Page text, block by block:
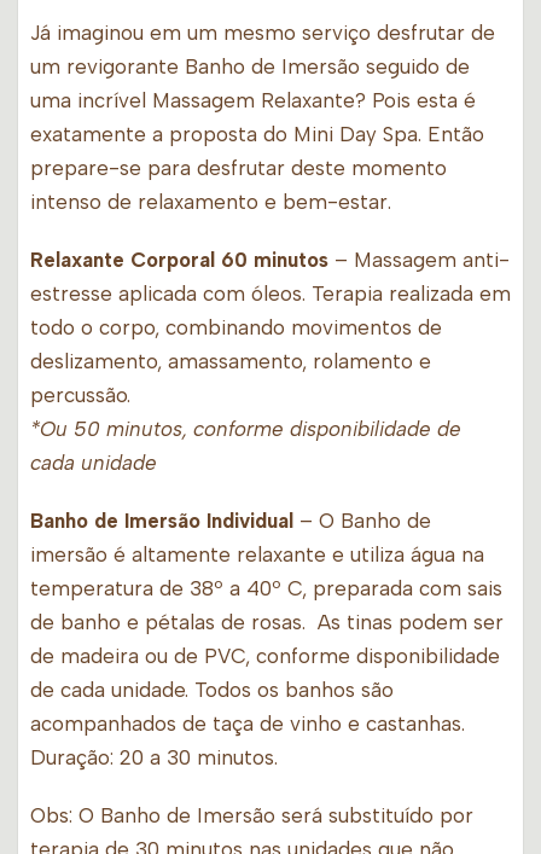
Já imaginou em um mesmo serviço desfrutar de
um revigorante Banho de Imersão seguido de
uma incrível Massagem Relaxante? Pois esta é
exatamente a proposta do Mini Day Spa. Então
prepare-se para desfrutar deste momento
intenso de relaxamento e bem-estar.
Relaxante Corporal 60 minutos – Massagem anti-
estresse aplicada com óleos. Terapia realizada em
todo o corpo, combinando movimentos de
deslizamento, amassamento, rolamento e
percussão.
*Ou 50 minutos, conforme disponibilidade de
cada unidade
Banho de Imersão Individual – O Banho de
imersão é altamente relaxante e utiliza água na
temperatura de 38º a 40º C, preparada com sais
de banho e pétalas de rosas. As tinas podem ser
de madeira ou de PVC, conforme disponibilidade
de cada unidade. Todos os banhos são
acompanhados de taça de vinho e castanhas.
Duração: 20 a 30 minutos.
Obs: O Banho de Imersão será substituído por